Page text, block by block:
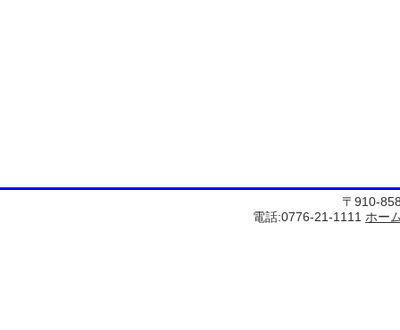
〒910-
電話:0776-21-1111 ホー